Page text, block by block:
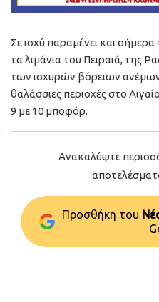
Σε ισχύ παραμένει και
τα λιμάνια του Πειραιά, της
των ισχυρών βόρειων
θαλάσσιες περιοχές στο
9 με 10 μποφόρ.
Ανακαλύψτε
Προσθήκη του